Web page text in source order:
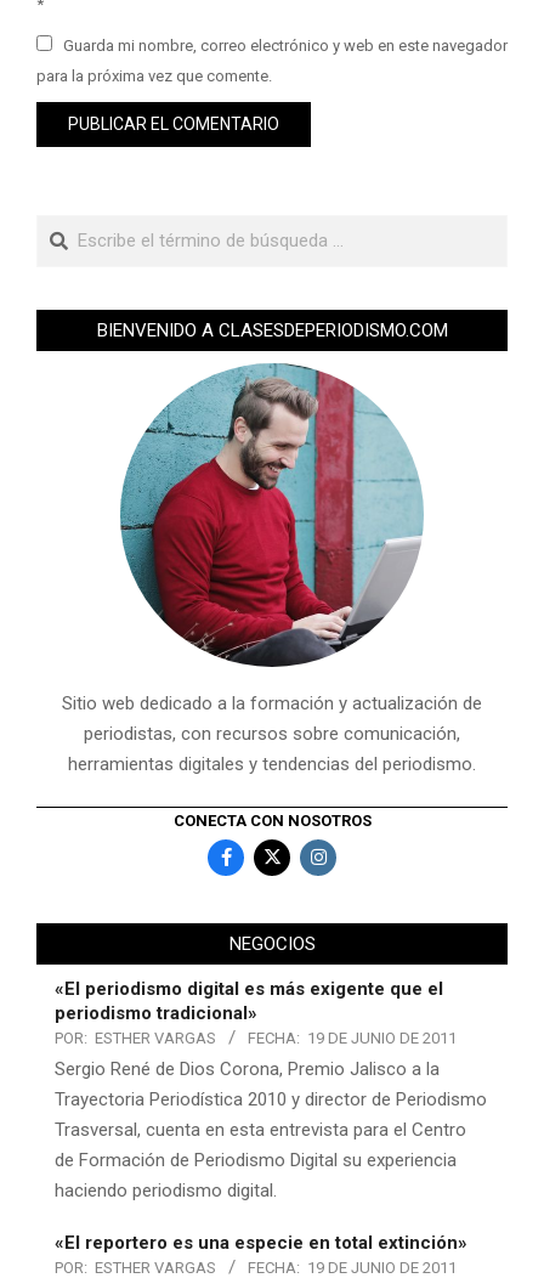
*
Guarda mi nombre, correo electrónico y web en este navegador
para la próxima vez que comente.
BIENVENIDO A CLASESDEPERIODISMO.COM
Sitio web dedicado a la formación y actualización de
periodistas, con recursos sobre comunicación,
herramientas digitales y tendencias del periodismo.
CONECTA CON NOSOTROS
NEGOCIOS
«El periodismo digital es más exigente que el
periodismo tradicional»
POR: ESTHER VARGAS FECHA: 19 DE JUNIO DE 2011
Sergio René de Dios Corona, Premio Jalisco a la
Trayectoria Periodística 2010 y director de Periodismo
Trasversal, cuenta en esta entrevista para el Centro
de Formación de Periodismo Digital su experiencia
haciendo periodismo digital.
«El reportero es una especie en total extinción»
POR: ESTHER VARGAS FECHA: 19 DE JUNIO DE 2011